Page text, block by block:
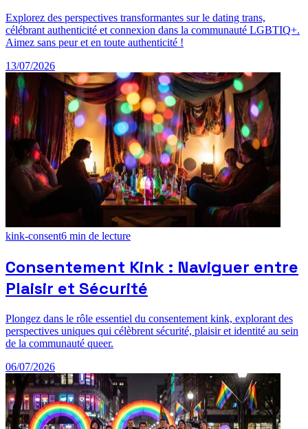
Explorez des perspectives transformantes sur le dating trans,
célébrant authenticité et connexion dans la communauté LGBTIQ+.
Aimez sans peur et en toute authenticité !
13/07/2026
kink-consent6 min de lecture
Consentement Kink : Naviguer entre
Plaisir et Sécurité
Plongez dans le rôle essentiel du consentement kink, explorant des
perspectives uniques qui célèbrent sécurité, plaisir et identité au sein
de la communauté queer.
06/07/2026